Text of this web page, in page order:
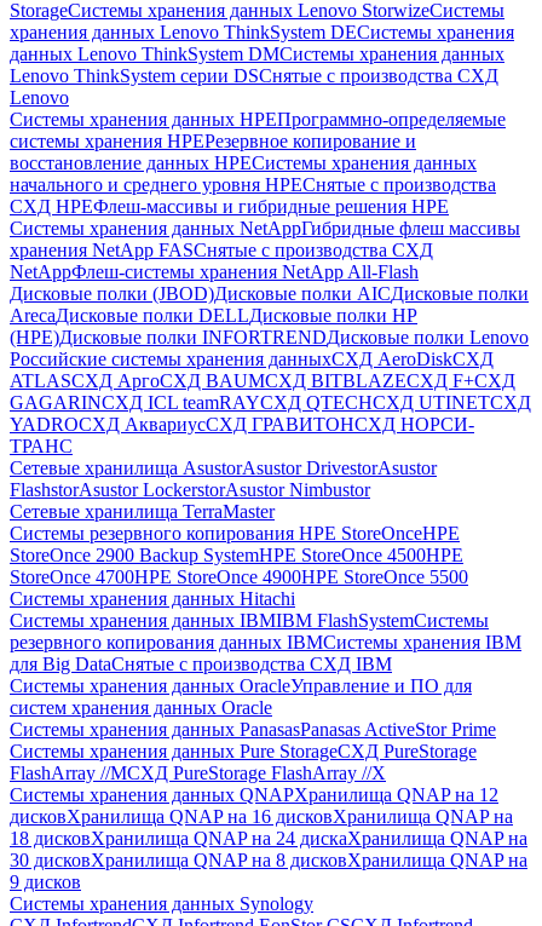
StorageСистемы хранения данных Lenovo StorwizeСистемы
хранения данных Lenovo ThinkSystem DEСистемы хранения
данных Lenovo ThinkSystem DMСистемы хранения данных
Lenovo ThinkSystem серии DSСнятые с производства СХД
Lenovo
Системы хранения данных HPEПрограммно-определяемые
системы хранения HPEРезервное копирование и
восстановление данных HPEСистемы хранения данных
начального и среднего уровня HPEСнятые с производства
СХД HPEФлеш-массивы и гибридные решения HPE
Cистемы хранения данных NetAppГибридные флеш массивы
хранения NetApp FASСнятые с производства СХД
NetAppФлеш-системы хранения NetApp All-Flash
Дисковые полки (JBOD)Дисковые полки AICДисковые полки
ArecaДисковые полки DELLДисковые полки HP
(HPE)Дисковые полки INFORTRENDДисковые полки Lenovo
Российские системы хранения данныхСХД AeroDiskСХД
ATLASСХД AргоСХД BAUMСХД BITBLAZEСХД F+СХД
GAGARINСХД ICL teamRAYСХД QTECHСХД UTINETСХД
YADROСХД АквариусСХД ГРАВИТОНСХД НОРСИ-
ТРАНС
Сетевые хранилища AsustorAsustor DrivestorAsustor
FlashstorAsustor LockerstorAsustor Nimbustor
Сетевые хранилища TerraMaster
Системы резервного копирования HPE StoreOnceHPE
StoreOnce 2900 Backup SystemHPE StoreOnce 4500HPE
StoreOnce 4700HPE StoreOnce 4900HPE StoreOnce 5500
Системы хранения данных Hitachi
Системы хранения данных IBMIBM FlashSystemСистемы
резервного копирования данных IBMСистемы хранения IBM
для Big DataСнятые с производства СХД IBM
Системы хранения данных OracleУправление и ПО для
систем хранения данных Oracle
Системы хранения данных PanasasPanasas ActiveStor Prime
Системы хранения данных Pure StorageСХД PureStorage
FlashArray //MСХД PureStorage FlashArray //X
Системы хранения данных QNAPХранилища QNAP на 12
дисковХранилища QNAP на 16 дисковХранилища QNAP на
18 дисковХранилища QNAP на 24 дискаХранилища QNAP на
30 дисковХранилища QNAP на 8 дисковХранилища QNAP на
9 дисков
Системы хранения данных Synology